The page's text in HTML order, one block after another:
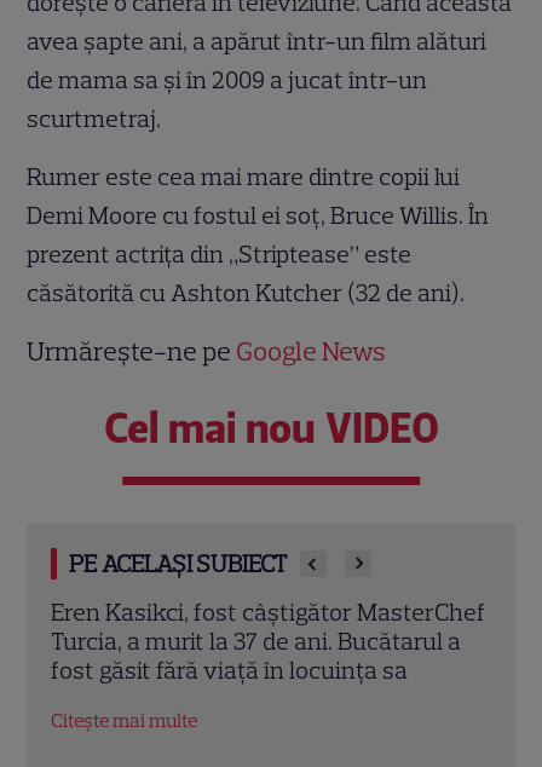
avea şapte ani, a apărut într-un film alături
de mama sa şi în 2009 a jucat într-un
scurtmetraj.
Rumer este cea mai mare dintre copii lui
Demi Moore cu fostul ei soţ, Bruce Willis. În
prezent actriţa din „Striptease” este
căsătorită cu Ashton Kutcher (32 de ani).
Urmărește-ne pe Google News
Cel mai nou VIDEO
PE ACELAȘI SUBIECT
Trei cupluri revin la „Insula Iubirii –
Reuniuni”. Ce se întâmplă când se
întâlnesc din nou cu Radu Vâlcan
Citește mai multe